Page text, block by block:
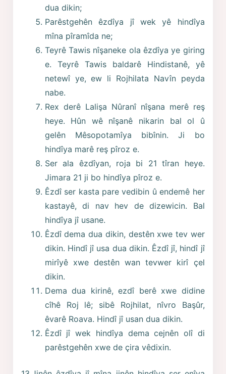
dua dikin;
Parêstgehên êzdîya jî wek yê hindîya
mîna pîramîda ne;
Teyrê Tawis nîşaneke ola êzdîya ye giring
e. Teyrê Tawis baldarê Hindistanê, yê
netewî ye, ew li Rojhilata Navîn peyda
nabe.
Rex derê Lalişa Nûranî nîşana merê reş
heye. Hûn wê nîşanê nikarin bal ol û
gelên Mêsopotamîya bibînin. Ji bo
hindîya marê reş pîroz e.
Ser ala êzdîyan, roja bi 21 tîran heye.
Jimara 21 ji bo hindîya pîroz e.
Êzdî ser kasta pare vedibin û endemê her
kastayê, di nav hev de dizewicin. Bal
hindîya jî usane.
Êzdî dema dua dikin, destên xwe tev wer
dikin. Hindî jî usa dua dikin. Êzdî jî, hindî jî
mirîyê xwe destên wan tevwer kirî çel
dikin.
Dema dua kirinê, ezdî berê xwe didine
cîhê Roj lê; sibê Rojhilat, nîvro Başûr,
êvarê Roava. Hindî jî usan dua dikin.
Êzdî jî wek hindîya dema cejnên olî di
parêstgehên xwe de çira vêdixin.